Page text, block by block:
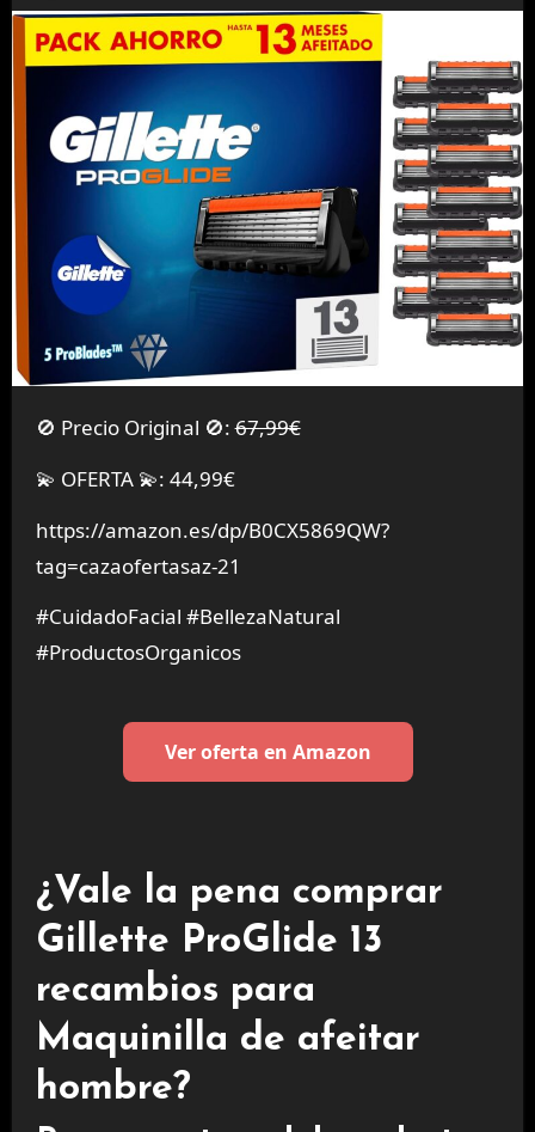
🚫 Precio Original 🚫:67,99€
💫 OFERTA 💫: 44,99€
https://amazon.es/dp/B0CX5869QW?
tag=cazaofertasaz-21
#CuidadoFacial #BellezaNatural
#ProductosOrganicos
Ver oferta en Amazon
¿Vale la pena comprar
Gillette ProGlide 13
recambios para
Maquinilla de afeitar
hombre?